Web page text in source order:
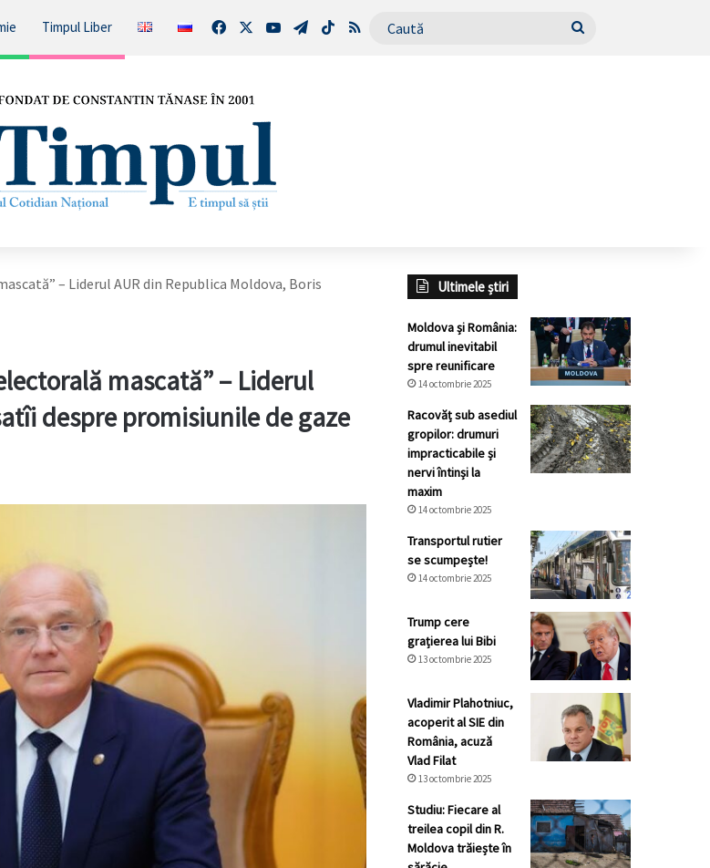
Timpul Liber FacebookYouTubeTelegram
TikTokRSS Caută
– Liderul AUR din Republica Moldova, Boris
mascată” – Liderul
despre promisiunile de gaze
Ultimele știri
Moldova și România:
drumul inevitabil
spre reunificare
14 octombrie 2025
Racovăț sub asediul
gropilor: drumuri
impracticabile și
nervi întinși la
maxim
14 octombrie 2025
Transportul rutier
se scumpește!
14 octombrie 2025
Trump cere
grațierea lui Bibi
13 octombrie 2025
Vladimir Plahotniuc,
acoperit al SIE din
România, acuză
Vlad Filat
13 octombrie 2025
Studiu: Fiecare al
treilea copil din R.
Moldova trăiește în